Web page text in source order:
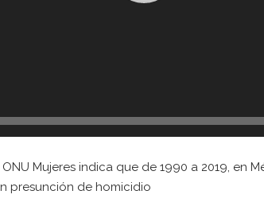
Mujeres indica que de 1990 a 2019, en
presunción de homicidio